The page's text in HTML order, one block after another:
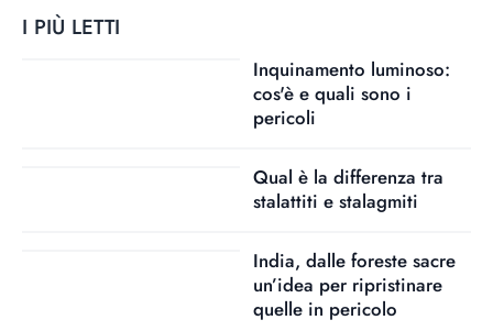
I PIÙ LETTI
Inquinamento luminoso:
cos'è e quali sono i
pericoli
Qual è la differenza tra
stalattiti e stalagmiti
India, dalle foreste sacre
un’idea per ripristinare
quelle in pericolo